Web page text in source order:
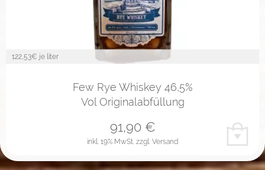
122,53€ je liter
Few Rye Whiskey 46,5%
Vol Originalabfüllung
inkl. 19% MwSt. zzgl. Versand
91,90€